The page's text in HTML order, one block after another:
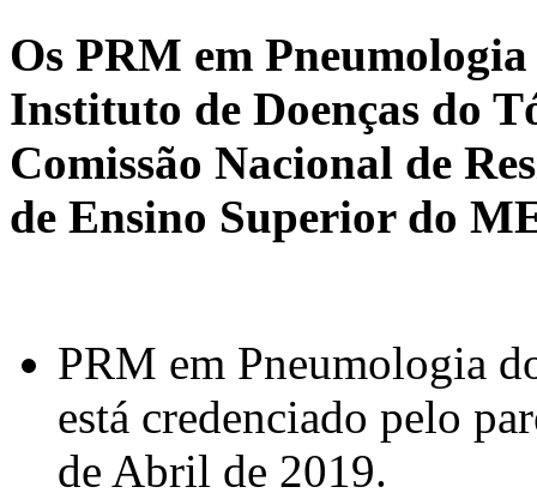
Os PRM em
Instituto de Doenças do
Comissão Nacional de
de Ensino Superior do
PRM em Pneumologia
está credenciado pelo
de Abril de 2019.